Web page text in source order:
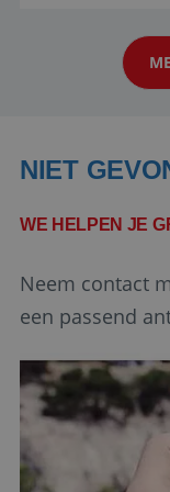
klanten te
boeken! ...
NIET
WE HELPEN JE
Neem contact
een passend
Naam
PHPSESSID